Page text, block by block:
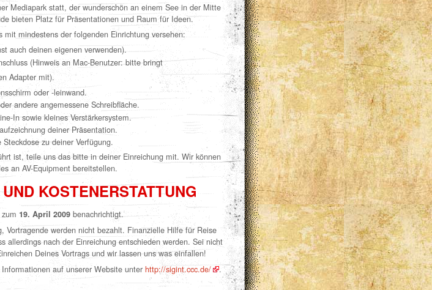
Mediapark statt, der wunderschön an einem See in der Mitte
bieten Platz für Präsentationen und Raum für Ideen.
mindestens der folgenden Einrichtung versehen:
auch deinen eigenen verwenden).
(Hinweis an Mac-Benutzer: bitte bringt
Adapter mit).
oder -leinwand.
andere angemessene Schreibfläche.
In sowie kleines Verstärkersystem.
deiner Präsentation.
zu deiner Verfügung.
ist, teile uns das bitte in deiner Einreichung mit. Wir können
an AV-Equipment bereitstellen.
KOSTENERSTATTUNG
19. April 2009 benachrichtigt.
werden nicht bezahlt. Finanzielle Hilfe für Reise
allerdings nach der Einreichung entschieden werden. Sei nicht
Deines Vortrags und wir lassen uns was einfallen!
auf unserer Website unter http://sigint.ccc.de/ .